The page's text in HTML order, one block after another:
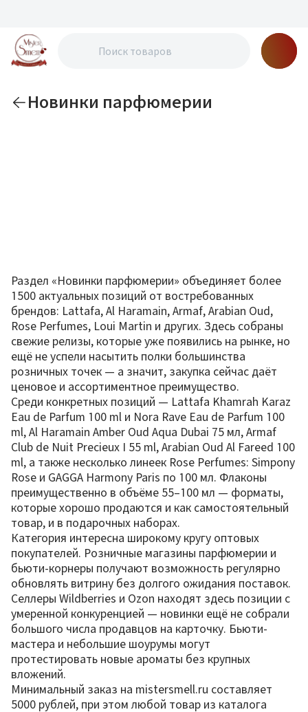
Новинки парфюмерии
Раздел «Новинки парфюмерии» объединяет более
1500 актуальных позиций от востребованных
брендов: Lattafa, Al Haramain, Armaf, Arabian Oud,
Rose Perfumes, Loui Martin и других. Здесь собраны
свежие релизы, которые уже появились на рынке, но
ещё не успели насытить полки большинства
розничных точек — а значит, закупка сейчас даёт
ценовое и ассортиментное преимущество.
Среди конкретных позиций — Lattafa Khamrah Karaz
Eau de Parfum 100 ml и Nora Rave Eau de Parfum 100
ml, Al Haramain Amber Oud Aqua Dubai 75 мл, Armaf
Club de Nuit Precieux I 55 ml, Arabian Oud Al Fareed 100
ml, а также несколько линеек Rose Perfumes: Simpony
Rose и GAGGA Harmony Paris по 100 мл. Флаконы
преимущественно в объёме 55–100 мл — форматы,
которые хорошо продаются и как самостоятельный
товар, и в подарочных наборах.
Категория интересна широкому кругу оптовых
покупателей. Розничные магазины парфюмерии и
бьюти-корнеры получают возможность регулярно
обновлять витрину без долгого ожидания поставок.
Селлеры Wildberries и Ozon находят здесь позиции с
умеренной конкуренцией — новинки ещё не собрали
большого числа продавцов на карточку. Бьюти-
мастера и небольшие шоурумы могут
протестировать новые ароматы без крупных
вложений.
Минимальный заказ на mistersmell.ru составляет
5000 рублей, при этом любой товар из каталога